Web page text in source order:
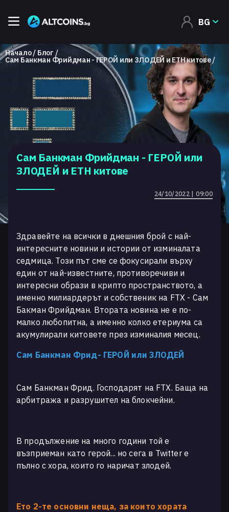
BG
Начало Блог
Сам Банкман Фрийдман - ГЕРОЙ или ЗЛОДЕЙ и ETH китове
Сам Банкман Фрийдман - ГЕРОЙ или
ЗЛОДЕЙ и ETH китове
24/10/2022 | 09:00
Здравейте на всички в днешния брой с най-
интересните новини и истории от изминалата
седмица. Този път сме се фокусирали върху
един от най-известните, противоречиви и
интересни образи в крипто пространството, а
именно милиардерът и собственик на FTX - Сам
Бакман Фрийдман. Втората новина не е по-
малко любопитна, а именно колко етериума са
акумулирали китовете през изминалия месец.
Сам Банкман Фрид- ГЕРОЙ или ЗЛОДЕЙ
Сам Банкман Фрид. Господарят на FTX. Баща на
арбитража и разрушител на блокчейни.
В продължение на много години той е
възприеман като герой... но сега в Twitter е
пълно с хора, които го наричат злодей.
Ето 2-те основни неща, за които хората